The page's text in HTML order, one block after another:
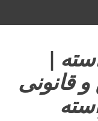
|
قانونی